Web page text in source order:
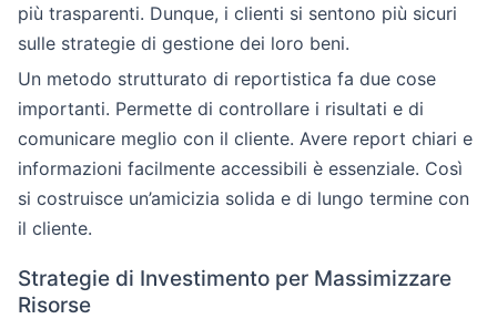
più trasparenti. Dunque, i clienti si sentono più sicuri
sulle strategie di gestione dei loro beni.
Un metodo strutturato di reportistica fa due cose
importanti. Permette di controllare i risultati e di
comunicare meglio con il cliente. Avere report chiari e
informazioni facilmente accessibili è essenziale. Così
si costruisce un’amicizia solida e di lungo termine con
il cliente.
Strategie di Investimento per Massimizzare
Risorse